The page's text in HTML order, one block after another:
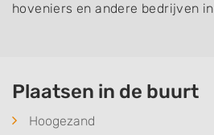
hoveniers en andere bedrijven in
Plaatsen in de buurt
Hoogezand